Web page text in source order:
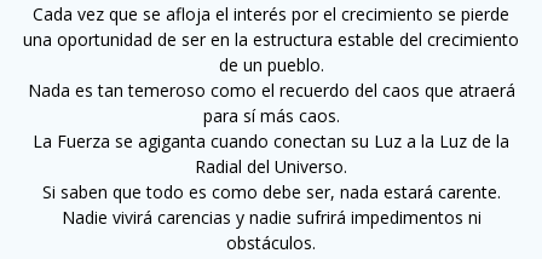
Cada vez que se afloja el interés por el crecimiento se pierde
una oportunidad de ser en la estructura estable del crecimiento
de un pueblo.
Nada es tan temeroso como el recuerdo del caos que atraerá
para sí más caos.
La Fuerza se agiganta cuando conectan su Luz a la Luz de la
Radial del Universo.
Si saben que todo es como debe ser, nada estará carente.
Nadie vivirá carencias y nadie sufrirá impedimentos ni
obstáculos.